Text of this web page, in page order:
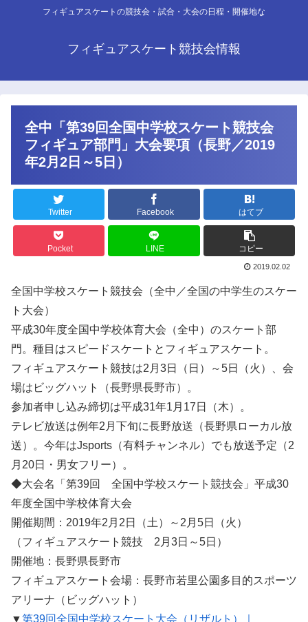
フィギュアスケートの競技会・試合・大会の日程・開催地な
フィギュアスケート競技会情報
全中「第39回全国中学校スケート競技会
フィギュア部門」大会要項（長野／2019
年2月2日～5日）
Twitter Facebook はてブ
Pocket LINE コピー
2019.02.02
全国中学校スケート競技会（全中／全国の中学生のスケー
ト大会）
平成30年度全国中学校体育大会（全中）のスケート部
門。種目はスピードスケートとフィギュアスケート。
フィギュアスケート競技は2月3日（日）～5日（火）、会
場はビッグハット（長野県長野市）。
参加者申し込み締切は平成31年1月17日（木）。
テレビ放送は例年2月下旬に長野放送（長野県ローカル放
送）。今年はJsports（有料チャンネル）でも放送予定（2
月20日・男女フリー）。
◆大会名「第39回 全国中学校スケート競技会」平成30
年度全国中学校体育大会
開催期間：2019年2月2日（土）～2月5日（火）
（フィギュアスケート競技 2月3日～5日）
開催地：長野県長野市
フィギュアスケート会場：長野市若里公園多目的スポーツ
アリーナ（ビッグハット）
▼第39回全国中学校スケート大会（リザルト）｜